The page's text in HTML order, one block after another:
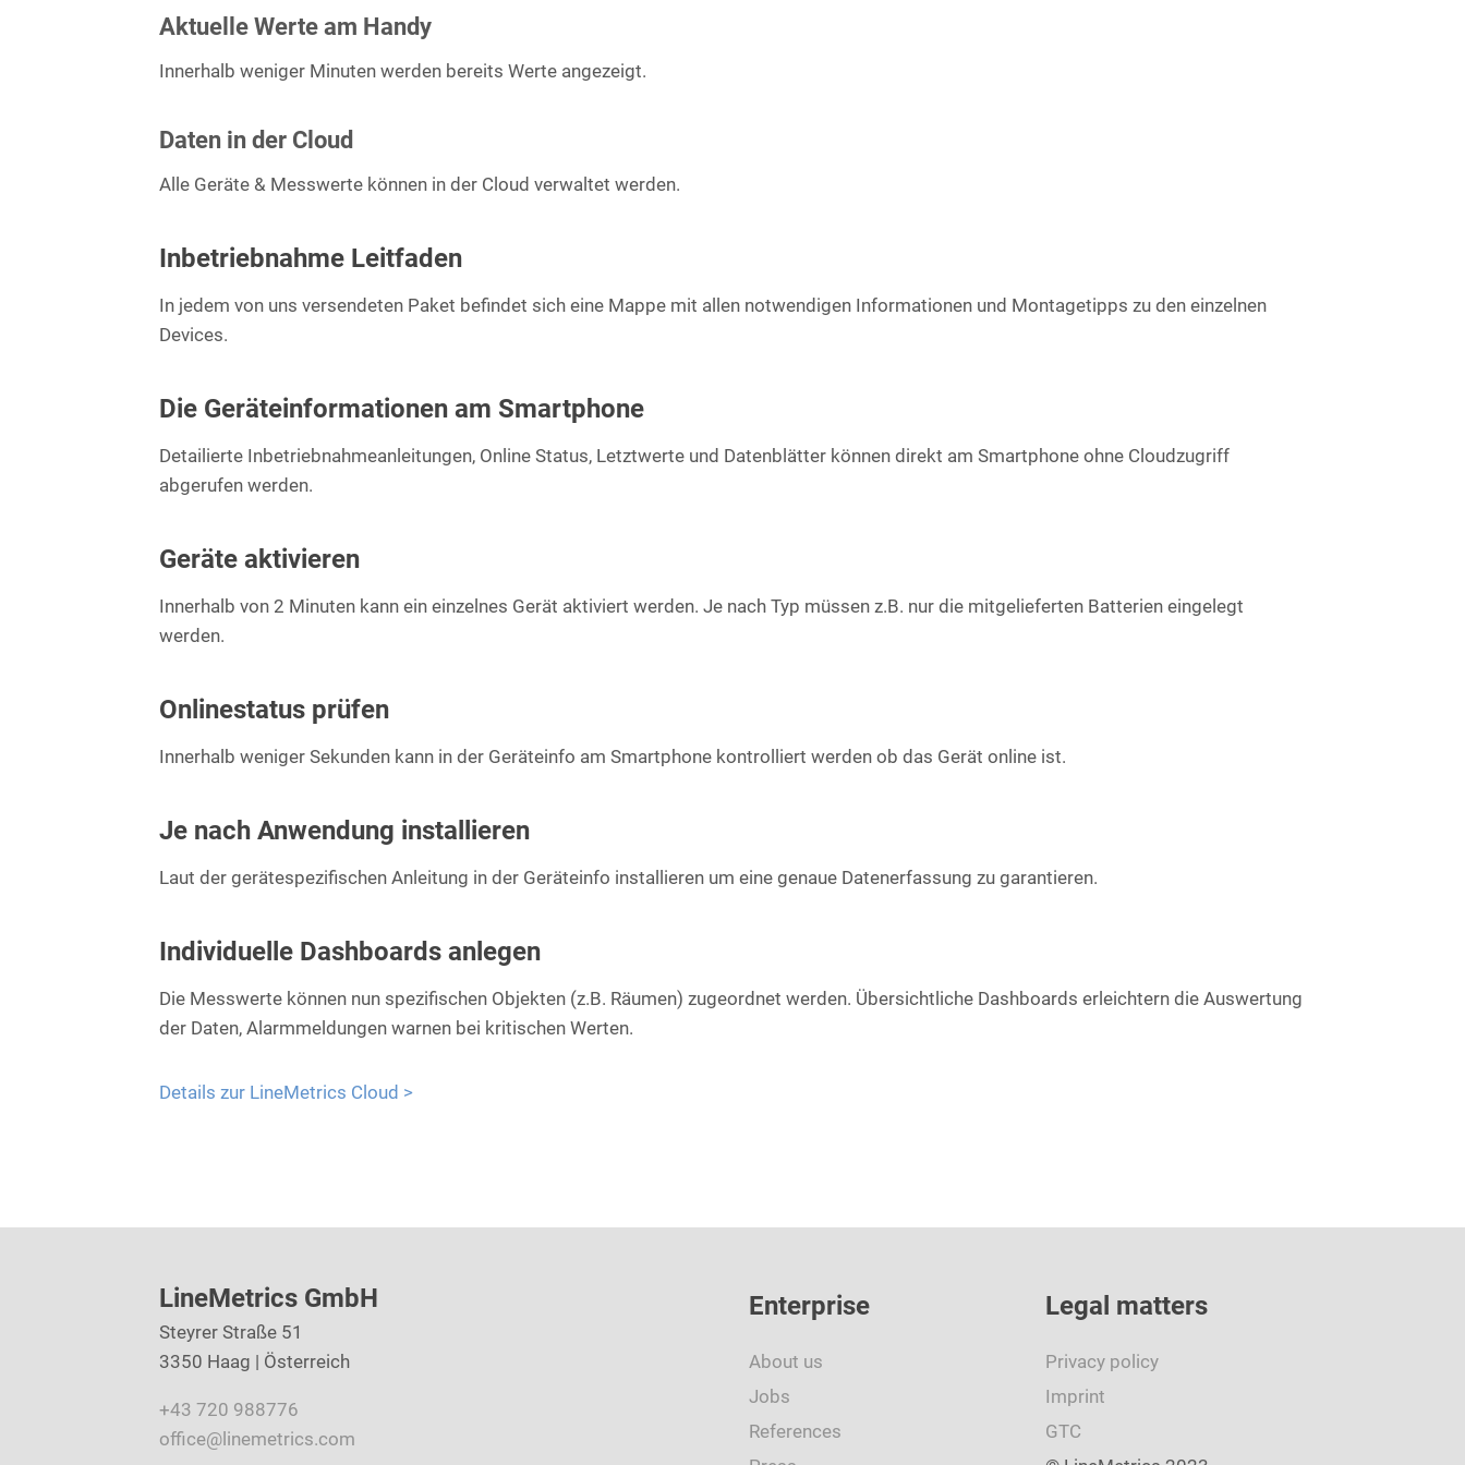
Aktuelle Werte am Handy
Innerhalb weniger Minuten werden bereits Werte angezeigt.
Daten in der Cloud
Alle Geräte & Messwerte können in der Cloud verwaltet werden.
Inbetriebnahme Leitfaden
In jedem von uns versendeten Paket befindet sich eine Mappe mit allen notwendigen Informationen und Montagetipps zu den einzelnen
Devices.
Die Geräte­informationen am Smartphone
Detailierte Inbetriebnahmeanleitungen, Online Status, Letztwerte und Datenblätter können direkt am Smartphone ohne Cloudzugriff
abgerufen werden.
Geräte aktivieren
Innerhalb von 2 Minuten kann ein einzelnes Gerät aktiviert werden. Je nach Typ müssen z.B. nur die mitgelieferten Batterien eingelegt
werden.
Onlinestatus prüfen
Innerhalb weniger Sekunden kann in der Geräteinfo am Smartphone kontrolliert werden ob das Gerät online ist.
Je nach Anwendung installieren
Laut der gerätespezifischen Anleitung in der Geräteinfo installieren um eine genaue Datenerfassung zu garantieren.
Individuelle Dashboards anlegen
Die Messwerte können nun spezifischen Objekten (z.B. Räumen) zugeordnet werden. Übersichtliche Dashboards erleichtern die Auswertung
der Daten, Alarmmeldungen warnen bei kritischen Werten.
Details zur LineMetrics Cloud >
LineMetrics GmbH
Steyrer Straße 51
3350 Haag | Österreich
+43 720 988776
office@linemetrics.com
Enterprise
About us
Jobs
References
Legal matters
Privacy policy
Imprint
GTC